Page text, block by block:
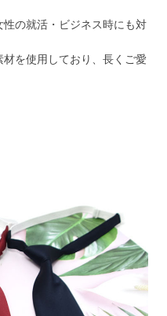
の就活・ビジネス時にも対
を使用しており、長くご愛